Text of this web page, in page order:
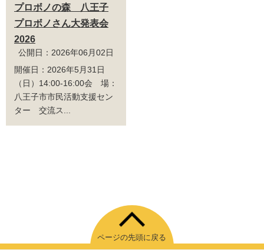
プロボノの森 八王子
プロボノさん大発表会
2026
公開日：2026年06月02日
開催日：2026年5月31日
（日）14:00-16:00会 場：
八王子市市民活動支援セン
ター 交流ス...
ページの先頭に戻る